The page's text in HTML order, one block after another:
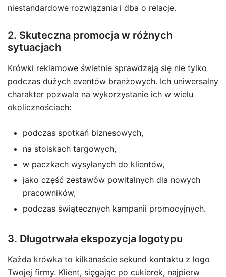
niestandardowe rozwiązania i dba o relacje.
2. Skuteczna promocja w różnych
sytuacjach
Krówki reklamowe świetnie sprawdzają się nie tylko
podczas dużych eventów branżowych. Ich uniwersalny
charakter pozwala na wykorzystanie ich w wielu
okolicznościach:
podczas spotkań biznesowych,
na stoiskach targowych,
w paczkach wysyłanych do klientów,
jako część zestawów powitalnych dla nowych
pracowników,
podczas świątecznych kampanii promocyjnych.
3. Długotrwała ekspozycja logotypu
Każda krówka to kilkanaście sekund kontaktu z logo
Twojej firmy. Klient, sięgając po cukierek, najpierw